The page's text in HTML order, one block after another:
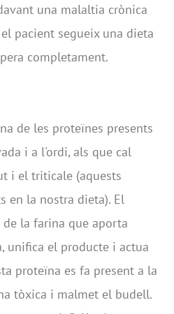
una malaltia crònica
pacient segueix una dieta
completament.
de les proteïnes presents
i a l'ordi, als que cal
i el triticale (aquests
en la nostra dieta). El
la farina que aporta
unifica el producte i actua
proteïna es fa present a la
tòxica i malmet el budell.